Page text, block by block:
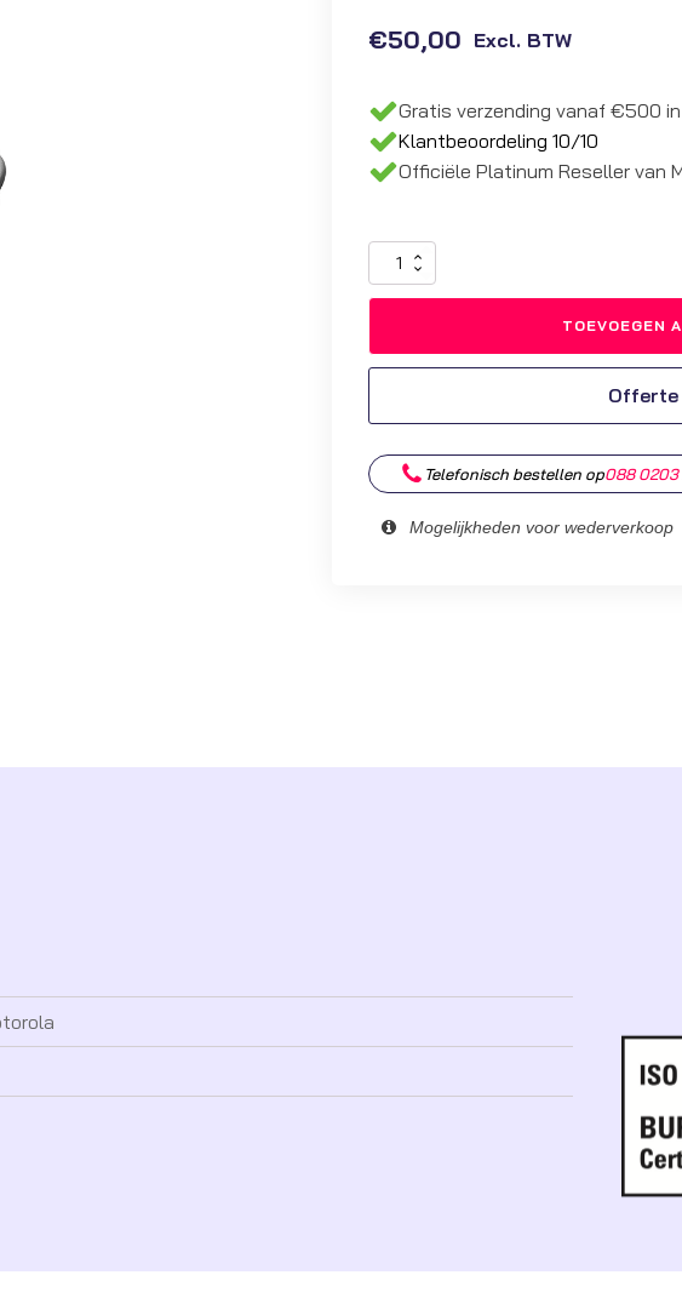
€50,00 Excl. BTW
Gratis verzending vanaf €500 in
Klantbeoordeling 10/10
Officiële Platinum Reseller van
Headset
Motorola
over
|
aantal
TOEVOEGEN
Offerte
Telefonisch bestellen op088 0203
Mogelijkheden voor wederverkoop